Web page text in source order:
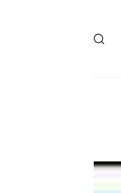
Shopping